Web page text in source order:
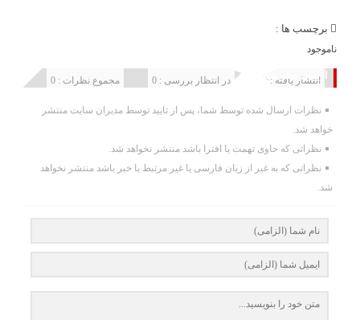
برچسب ها :
ناموجود
ارسال نظر شما مجموع نظرات : 0 در انتظار بررسی : 0 انتشار یافته : 0
نظرات ارسال شده توسط شما، پس از تایید توسط مدیران سایت منتشر
خواهد شد.
نظراتی که حاوی تهمت یا افترا باشد منتشر نخواهد شد.
نظراتی که به غیر از زبان فارسی یا غیر مرتبط با خبر باشد منتشر نخواهد
شد.